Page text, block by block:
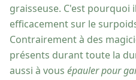
graisseuse. C'est pourquoi
efficacement sur le
Contrairement à des
présents durant toute la
aussi à vous épauler pour